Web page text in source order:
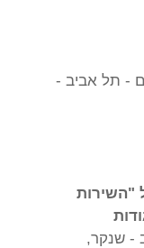
- תל אביב -
"השירות
- שנקר,